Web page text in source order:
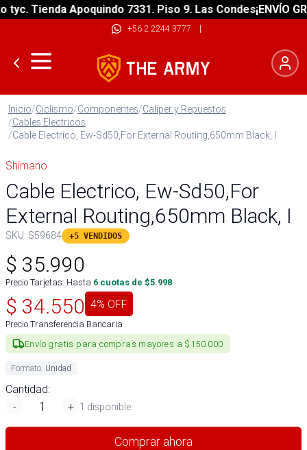
Tienda Apoquindo 7331. Piso 9. Las Condes¡ENVÍO
+56 2 2244 3777 |
Inicio/Ciclismo/Componentes/Caliper y Repuestos
/Cables Electricos
/Cable Electrico, Ew-Sd50,For External Routing,650mm Black, I
Shimano
Cable Electrico, Ew-Sd50,For
External Routing,650mm Black, I
SKU: S59684 +5 VENDIDOS
$ 35.990
Precio Tarjetas: Hasta 6 cuotas de $5.998
$ 34.550 4% OFF
Precio Transferencia Bancaria
Envío gratis para compras mayores a $150.000
Formato: Unidad
Cantidad:
-
+ 1 disponible
Comprar ahora